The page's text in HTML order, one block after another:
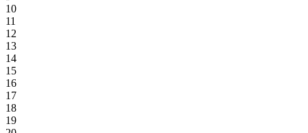
10
11
12
13
14
15
16
17
18
19